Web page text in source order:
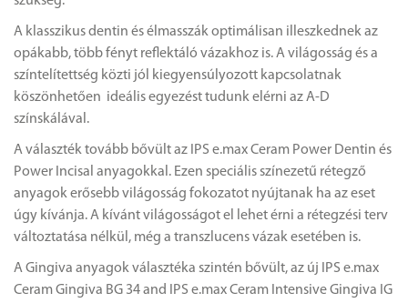
A klasszikus dentin és élmasszák optimálisan illeszkednek az
opákabb, több fényt reflektáló vázakhoz is. A világosság és a
színtelítettség közti jól kiegyensúlyozott kapcsolatnak
köszönhetően ideális egyezést tudunk elérni az A-D
színskálával.
A választék tovább bővült az IPS e.max Ceram Power Dentin és
Power Incisal anyagokkal. Ezen speciális színezetű rétegző
anyagok erősebb világosság fokozatot nyújtanak ha az eset
úgy kívánja. A kívánt világosságot el lehet érni a rétegzési terv
változtatása nélkül, még a transzlucens vázak esetében is.
A Gingiva anyagok választéka szintén bővült, az új IPS e.max
Ceram Gingiva BG 34 and IPS e.max Ceram Intensive Gingiva IG